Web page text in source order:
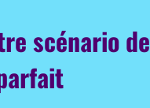
scénario de